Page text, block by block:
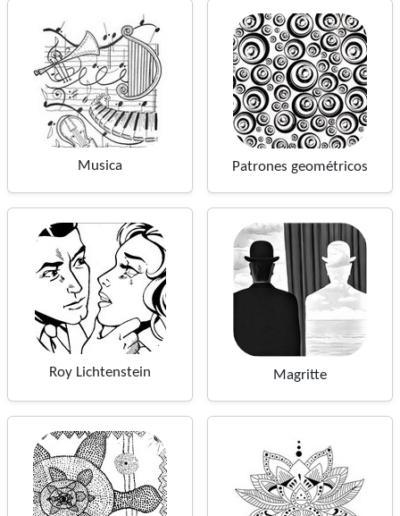
Musica Patrones geométricos
Roy Lichtenstein Magritte